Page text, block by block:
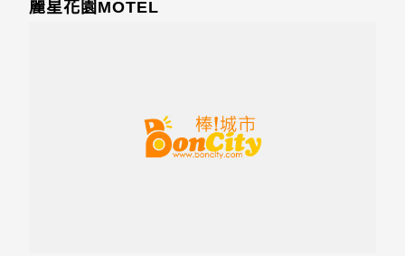
麗星花園MOTEL